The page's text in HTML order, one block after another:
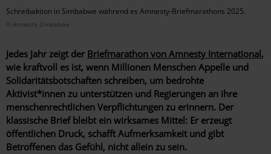
Schreibaktion in Simbabwe während es Amnesty-Briefmarathons 2025.
© Amnesty Zimbabwe
Jedes Jahr zeigt der Briefmarathon von Amnesty International,
wie kraftvoll es ist, wenn Millionen Menschen Appelle und
Solidaritätsbotschaften schreiben, um bedrohte
Aktivist*innen zu unterstützen und Regierungen an ihre
menschenrechtlichen Verpflichtungen zu erinnern. Der
klassische Brief bleibt ein wirksames Mittel: Er erzeugt
öffentlichen Druck, schafft Aufmerksamkeit und gibt
Betroffenen das Gefühl, nicht allein zu sein.